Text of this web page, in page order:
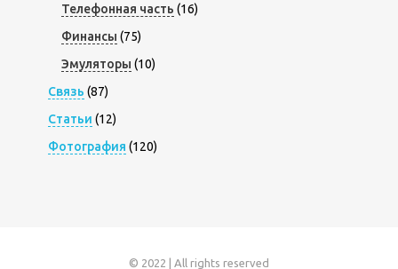
Телефонная часть (16)
Финансы (75)
Эмуляторы (10)
Связь (87)
Статьи (12)
Фотография (120)
© 2022 | All rights reserved